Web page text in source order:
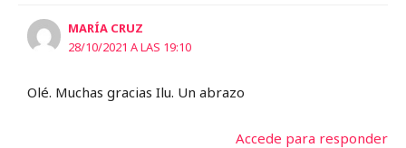
MARÍA CRUZ
28/10/2021 A LAS 19:10
Olé. Muchas gracias Ilu. Un abrazo
Accede para responder